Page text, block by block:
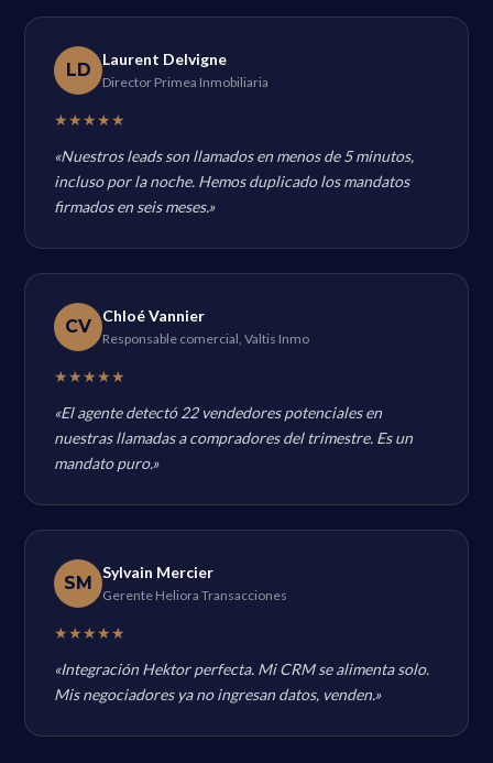
LD
Laurent Delvigne
Director Primea Inmobiliaria
★★★★★
«Nuestros leads son llamados en menos de 5 minutos,
incluso por la noche. Hemos duplicado los mandatos
firmados en seis meses.»
CV
Chloé Vannier
Responsable comercial, Valtis Inmo
★★★★★
«El agente detectó 22 vendedores potenciales en
nuestras llamadas a compradores del trimestre. Es un
mandato puro.»
SM
Sylvain Mercier
Gerente Heliora Transacciones
★★★★★
«Integración Hektor perfecta. Mi CRM se alimenta solo.
Mis negociadores ya no ingresan datos, venden.»